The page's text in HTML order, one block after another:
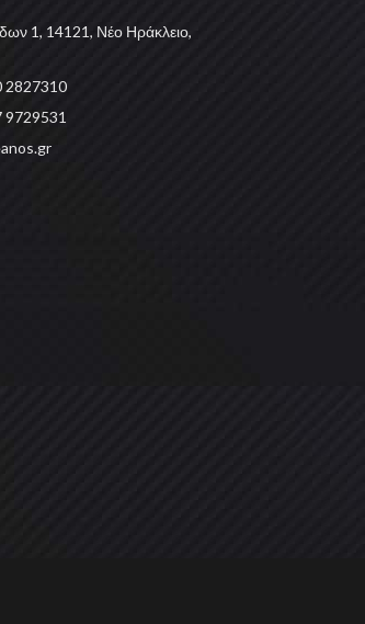
1, 14121, Νέο Ηράκλειο,
2827310
9729531